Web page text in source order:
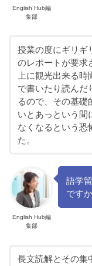
English Hub編
集部
授業の度にギリギ
のレポートが要求
上に観光出来る
で書いたり読んだ
るので、その基礎
いとあっという間
なくなるという恐
た。
English Hub編
集部
語学
です
長文読解とその集